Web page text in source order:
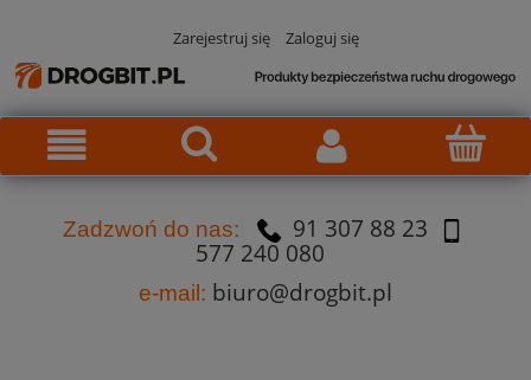
Zarejestruj się Zaloguj się
Zadzwoń do nas:
91 307 88 23
577 240 080
e-mail: biuro@drogbit.pl